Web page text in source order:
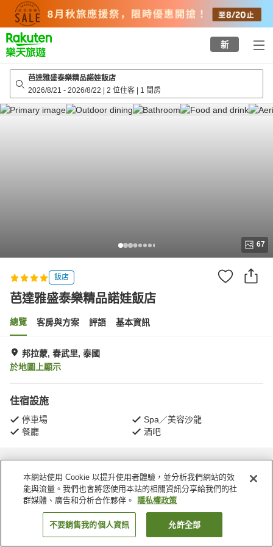
top
page
新
芭達雅盛泰樂精品諾娃飯店
2026/8/21 - 2026/8/22 | 2 位住客 | 1 間房
67
飯店
芭達雅盛泰樂精品諾娃飯店
總覽 客房與方案 評語 基本資訊
邦拉蒙, 春武里, 泰國
於地圖上顯示
住宿設施
停車場
Spa／美容沙龍
餐廳
酒吧
首頁 泰國 春武里 邦拉蒙 芭達雅盛泰樂精品諾娃飯店
找客房
本網站使用 Cookie 以提升使用者體驗，並分析我們網站的效
能與流量。我們也會將您使用本站的相關資訊分享給我們的社
群媒體、廣告和分析合作夥伴。
隱私權政策
不要銷售我的個人資訊 允許全部